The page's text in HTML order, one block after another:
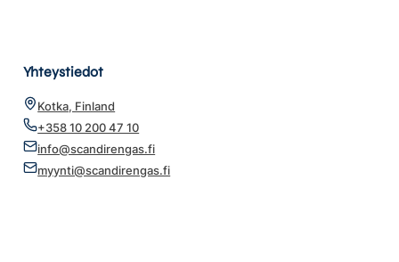
Yhteystiedot
Kotka, Finland
+358 10 200 47 10
info@scandirengas.fi
myynti@scandirengas.fi